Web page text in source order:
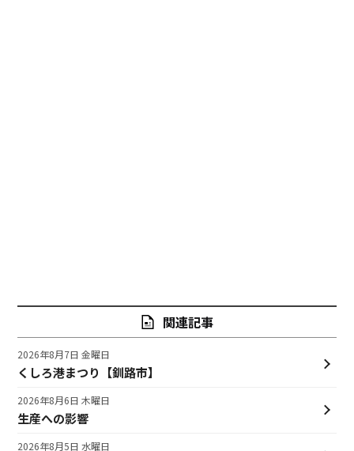
関連記事
くしろ港まつり【釧路市】
2026年8月7日 金曜日
生産への影響
2026年8月6日 木曜日
2026年8月5日 水曜日